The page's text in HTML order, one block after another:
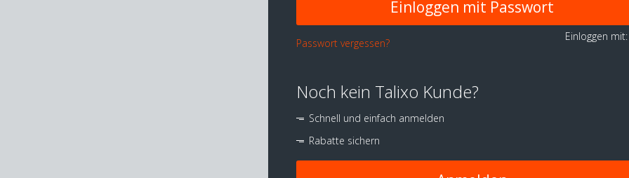
Passwort vergessen?
Einloggen
Noch kein Talixo Kunde?
Schnell und einfach anmelden
Rabatte sichern